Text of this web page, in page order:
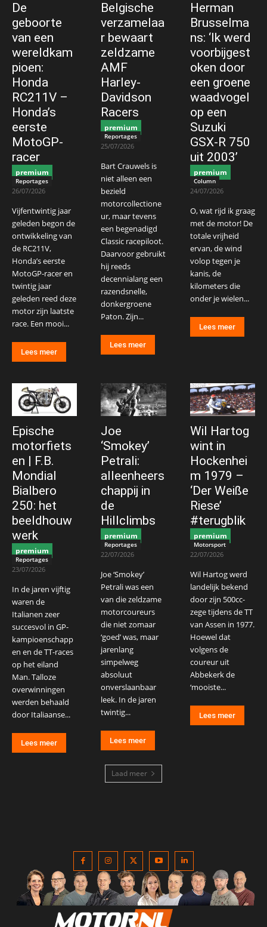
De
geboorte
van een
wereldkam
pioen:
Honda
RC211V –
Honda’s
eerste
MotoGP-
racer
premium
Reportages
26/07/2026
Vijfentwintig jaar
geleden begon de
ontwikkeling van
de RC211V,
Honda’s eerste
MotoGP-racer en
twintig jaar
geleden reed deze
motor zijn laatste
race. Een mooi...
Lees meer
Belgische
verzamelaa
r bewaart
zeldzame
AMF
Harley-
Davidson
Racers
premium
Reportages
25/07/2026
Bart Crauwels is
niet alleen een
bezield
motorcollectione
ur, maar tevens
een begenadigd
Classic racepiloot.
Daarvoor gebruikt
hij reeds
decennialang een
razendsnelle,
donkergroene
Paton. Zijn...
Lees meer
Herman
Brusselma
ns: ‘Ik werd
voorbijgest
oken door
een groene
waadvogel
op een
Suzuki
GSX-R 750
uit 2003’
premium
Column
24/07/2026
O, wat rijd ik graag
met de motor! De
totale vrijheid
ervan, de wind
volop tegen je
kanis, de
kilometers die
onder je wielen...
Lees meer
Epische
motorfiets
en | F.B.
Mondial
Bialbero
250: het
beeldhouw
werk
premium
Reportages
23/07/2026
In de jaren vijftig
waren de
Italianen zeer
succesvol in GP-
kampioenschapp
en en de TT-races
op het eiland
Man. Talloze
overwinningen
werden behaald
door Italiaanse...
Lees meer
Joe
‘Smokey’
Petrali:
alleenheers
chappij in
de
Hillclimbs
premium
Reportages
22/07/2026
Joe ‘Smokey’
Petrali was een
van die zeldzame
motorcoureurs
die niet zomaar
‘goed’ was, maar
jarenlang
simpelweg
absoluut
onverslaanbaar
leek. In de jaren
twintig...
Lees meer
Wil Hartog
wint in
Hockenhei
m 1979 –
‘Der Weiße
Riese’
#terugblik
premium
Motorsport
22/07/2026
Wil Hartog werd
landelijk bekend
door zijn 500cc-
zege tijdens de TT
van Assen in 1977.
Hoewel dat
volgens de
coureur uit
Abbekerk de
‘mooiste...
Lees meer
Laad meer